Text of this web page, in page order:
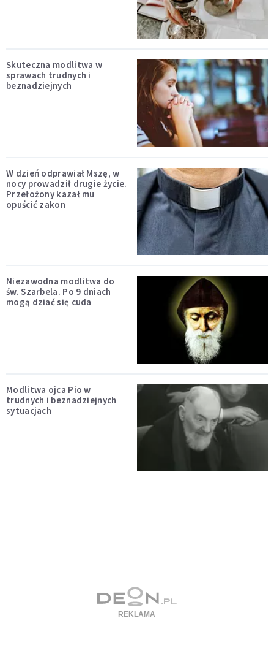
Skuteczna modlitwa w
sprawach trudnych i
beznadziejnych
W dzień odprawiał Mszę, w
nocy prowadził drugie życie.
Przełożony kazał mu
opuścić zakon
Niezawodna modlitwa do
św. Szarbela. Po 9 dniach
mogą dziać się cuda
Modlitwa ojca Pio w
trudnych i beznadziejnych
sytuacjach